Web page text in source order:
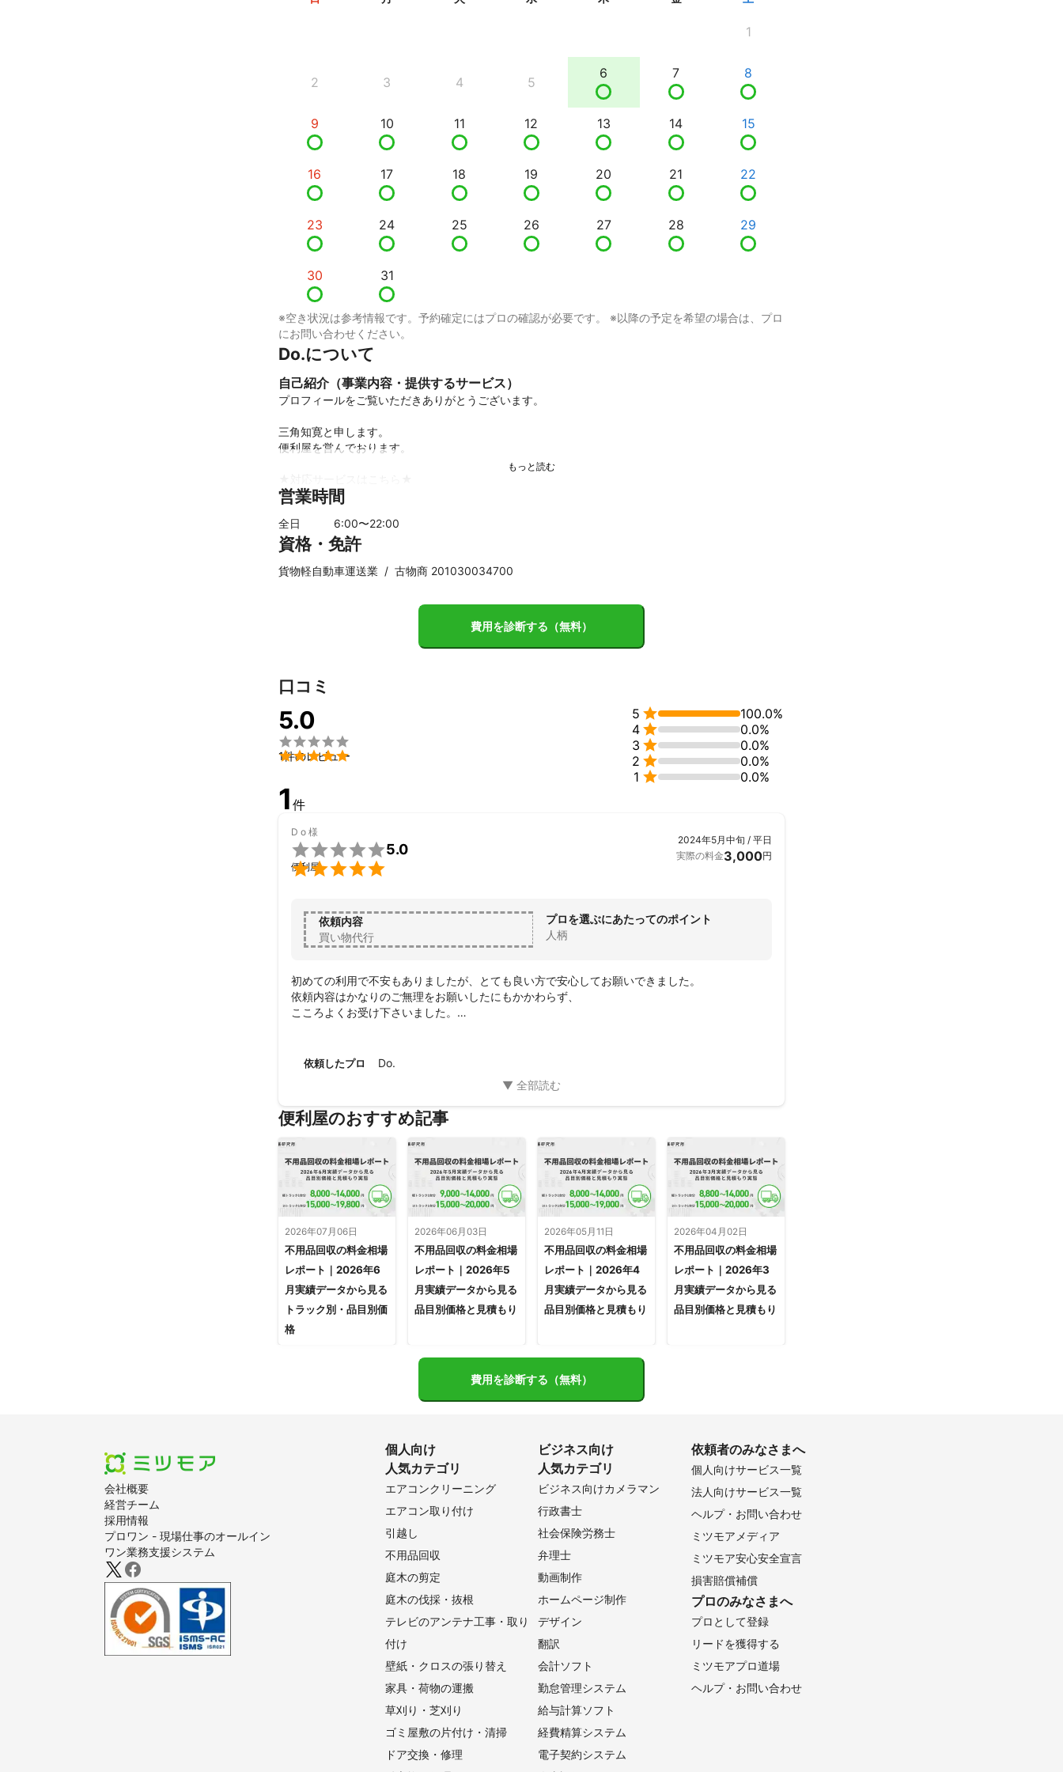
1
2 3 4 5
6 7 8
9 10 11 12 13 14 15
16 17 18 19 20 21 22
23 24 25 26 27 28 29
30 31
※空き状況は参考情報です。予約確定にはプロの確認が必要です。 ※以降の予定を希望の場合は、プロ
にお問い合わせください。
Do.について
自己紹介（事業内容・提供するサービス）
プロフィールをご覧いただきありがとうございます。
三角知寛と申します。
便利屋を営んでおります。
・家具組み立て代行サービス
・カーテンレール取り付け
・ブラインド・ロールスクリーン取り付け
・電球交換
その他、生活、お住まい、身のまわりのお困りごとに対応しております。
ミツモアのチャットより詳細な打ち合わせが可能です。
営業時間
全日 6:00〜22:00
資格・免許
貨物軽自動車運送業 / 古物商 201030034700
費用を診断する（無料）
口コミ
5.0


1件のレビュー
5 
100.0%
4 
0.0%
3 
0.0%
2 
0.0%
1  0.0%
1 件
D o 様


5.0
便利屋
2024年5月中旬 / 平日
実際の料金3,000円
依頼内容
買い物代行
プロを選ぶにあたってのポイント
人柄
初めての利用で不安もありましたが、とても良い方で安心してお願いできました。
依頼内容はかなりのご無理をお願いしたにもかかわらず、
こころよくお受け下さいました。
依頼したプロ Do.
便利屋のおすすめ記事
2026年07月06日
不用品回収の料金相場
レポート｜2026年6
月実績データから見る
トラック別・品目別価
格
2026年06月03日
不用品回収の料金相場
レポート｜2026年5
月実績データから見る
品目別価格と見積もり
2026年05月11日
不用品回収の料金相場
レポート｜2026年4
月実績データから見る
品目別価格と見積もり
2026年04月02日
不用品回収の料金相場
レポート｜2026年3
月実績データから見る
品目別価格と見積もり
費用を診断する（無料）
会社概要
経営チーム
採用情報
プロワン - 現場仕事のオールイン
ワン業務支援システム
個人向け
人気カテゴリ
エアコンクリーニング
エアコン取り付け
引越し
不用品回収
庭木の剪定
庭木の伐採・抜根
テレビのアンテナ工事・取り
付け
壁紙・クロスの張り替え
家具・荷物の運搬
草刈り・芝刈り
ゴミ屋敷の片付け・清掃
ドア交換・修理
ビジネス向け
人気カテゴリ
ビジネス向けカメラマン
行政書士
社会保険労務士
弁理士
動画制作
ホームページ制作
デザイン
翻訳
会計ソフト
勤怠管理システム
給与計算ソフト
経費精算システム
電子契約システム
依頼者のみなさまへ
個人向けサービス一覧
法人向けサービス一覧
ヘルプ・お問い合わせ
ミツモアメディア
ミツモア安心安全宣言
損害賠償補償
プロのみなさまへ
プロとして登録
リードを獲得する
ミツモアプロ道場
ヘルプ・お問い合わせ